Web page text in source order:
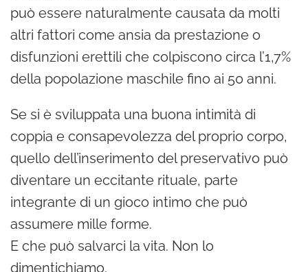
può essere naturalmente causata da molti
altri fattori come ansia da prestazione o
disfunzioni erettili che colpiscono circa l’1,7%
della popolazione maschile fino ai 50 anni.
Se si è sviluppata una buona intimità di
coppia e consapevolezza del proprio corpo,
quello dell’inserimento del preservativo può
diventare un eccitante rituale, parte
integrante di un gioco intimo che può
assumere mille forme.
E che può salvarci la vita. Non lo
dimentichiamo.